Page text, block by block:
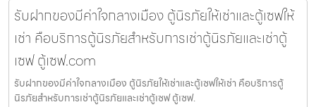
รับฝากของมีค่าใจกลางเมือง ตู้นิรภัยให้เช่าและตู้เซฟให้
เช่า คือบริการตู้นิรภัยสำหรับการเช่าตู้นิรภัยและเช่าตู้
เซฟ ตู้เซฟ.com
รับฝากของมีค่าใจกลางเมือง ตู้นิรภัยให้เช่าและตู้เซฟให้เช่า คือบริการตู้
นิรภัยสำหรับการเช่าตู้นิรภัยและเช่าตู้เซฟ ตู้เซฟ.